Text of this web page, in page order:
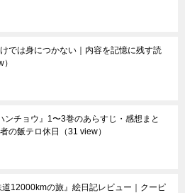
では身につかない｜内容を記憶に残す読
ンチョウ』1〜3巻のあらすじ・感想まと
の飯テロ休日
（31 view）
道12000kmの旅』絵日記レビュー｜クーピ